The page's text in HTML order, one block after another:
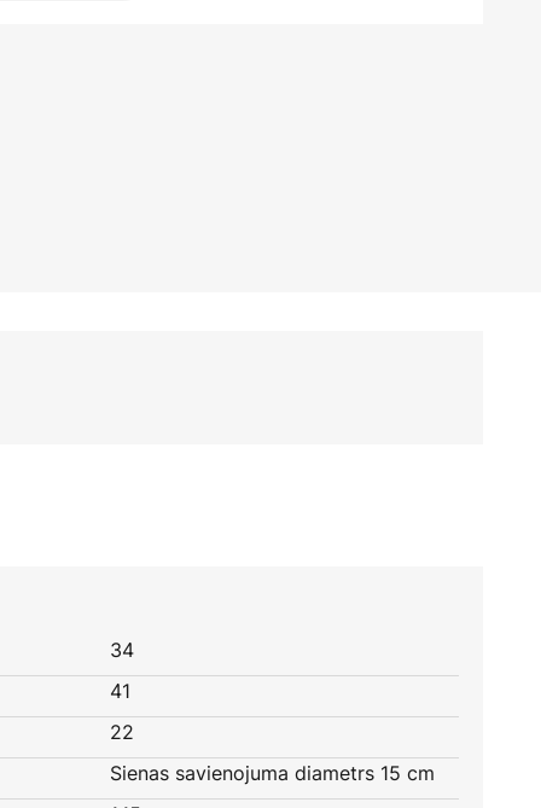
34
41
22
Sienas savienojuma diametrs 15 cm